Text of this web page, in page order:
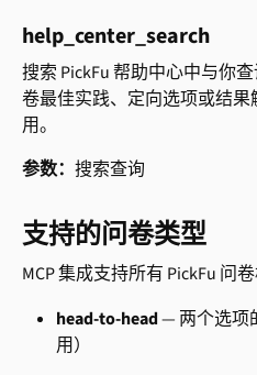
help_center_search
搜索 PickFu 帮助中心中与你
卷最佳实践、定向选项或结
用。
参数： 搜索查询
支持的问卷类型
MCP 集成支持所有 PickFu 问卷
head-to-head — 两个选项
用）